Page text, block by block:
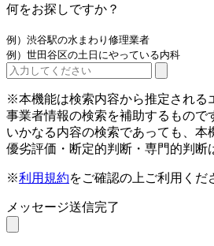
何をお探しですか？
例）渋谷駅の水まわり修理業者
例）世田谷区の土日にやっている内科
※本機能は検索内容から推定される
事業者情報の検索を補助するもので
いかなる内容の検索であっても、本
優劣評価・断定的判断・専門的判断
※利用規約をご確認の上ご利用くだ
メッセージ送信完了